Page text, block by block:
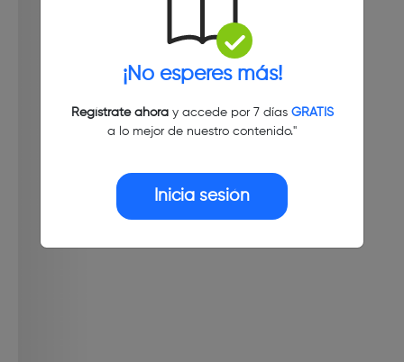
¡No esperes más!
Regístrate ahoray accede por 7 días GRATIS
a lo mejor de nuestro contenido."
Inicia sesión